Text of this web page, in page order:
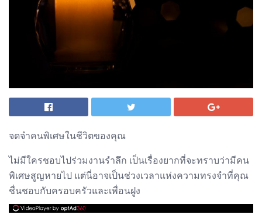
จดจำคนพิเศษในชีวิตของคุณ
ไม่มีใครชอบไปร่วมงานรำลึก เป็นเรื่องยากที่จะทราบว่ามีคน
พิเศษสูญหายไป แต่นี่อาจเป็นช่วงเวลาแห่งความทรงจำที่คุณ
ชื่นชอบกับครอบครัวและเพื่อนฝูง